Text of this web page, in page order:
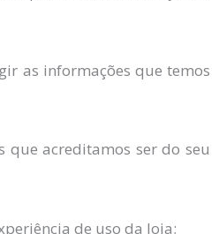
as informações que temos
que acreditamos ser do seu
de uso da loja;